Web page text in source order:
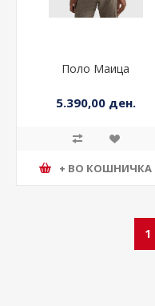
Поло Маица
5.390,00 ден.
+ ВО КОШНИЧКА
1